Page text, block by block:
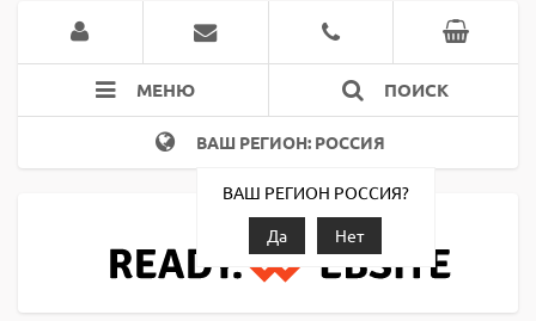
МЕНЮ ПОИСК
ВАШ РЕГИОН: РОССИЯ
ВАШ РЕГИОН РОССИЯ?
Да
Нет